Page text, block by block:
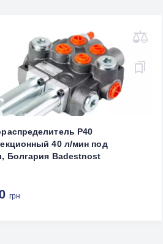
Р40
40 л/мин под
Болгария Badestnost
грн